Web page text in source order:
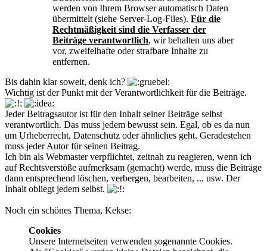
werden von Ihrem Browser automatisch Daten
übermittelt (siehe Server-Log-Files). Für die
Rechtmäßigkeit sind die Verfasser der
Beiträge verantwortlich, wir behalten uns aber
vor, zweifelhafte oder strafbare Inhalte zu
entfernen.
Bis dahin klar soweit, denk ich?
Wichtig ist der Punkt mit der Verantwortlichkeit für die Beiträge.
Jeder Beitragsautor ist für den Inhalt seiner Beiträge selbst
verantwortlich. Das muss jedem bewusst sein. Egal, ob es da nun
um Urheberrecht, Datenschutz oder ähnliches geht. Geradestehen
muss jeder Autor für seinen Beitrag.
Ich bin als Webmaster verpflichtet, zeitnah zu reagieren, wenn ich
auf Rechtsverstöße aufmerksam (gemacht) werde, muss die Beiträge
dann entsprechend löschen, verbergen, bearbeiten, ... usw. Der
Inhalt obliegt jedem selbst.
Noch ein schönes Thema, Kekse:
Cookies
Unsere Internetseiten verwenden sogenannte Cookies.